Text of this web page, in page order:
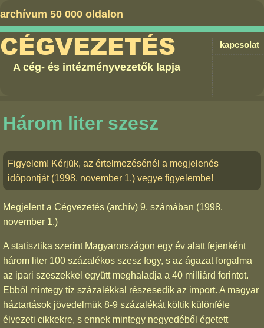
archívum 50 000 oldalon
kapcsolat
CÉGVEZETÉS
A cég- és intézményvezetők lapja
Három liter szesz
Figyelem! Kérjük, az értelmezésénél a megjelenés
időpontját (1998. november 1.) vegye figyelembe!
Megjelent a Cégvezetés (archív) 9. számában (1998.
november 1.)
A statisztika szerint Magyarországon egy év alatt fejenként
három liter 100 százalékos szesz fogy, s az ágazat forgalma
az ipari szeszekkel együtt meghaladja a 40 milliárd forintot.
Ebből mintegy tíz százalékkal részesedik az import. A magyar
háztartások jövedelmük 8-9 százalékát költik különféle
élvezeti cikkekre, s ennek mintegy negyedéből égetett